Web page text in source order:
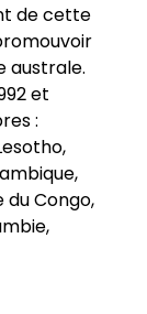
de cette
australe.
et
:
du Congo,